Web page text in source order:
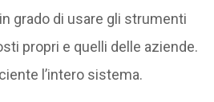
grado di usare gli strumenti
propri e quelli delle aziende.
l’intero sistema.